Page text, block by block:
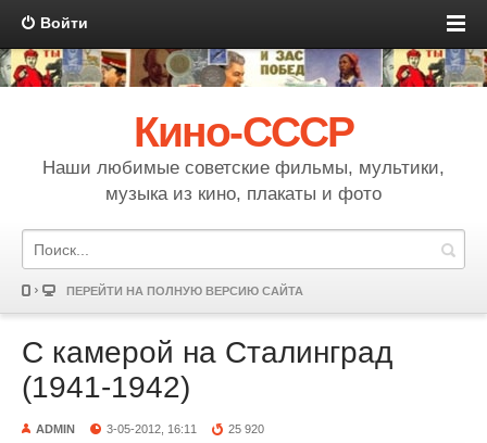
Войти
Кино-СССР
Наши любимые советские фильмы, мультики,
музыка из кино, плакаты и фото
ПЕРЕЙТИ НА ПОЛНУЮ ВЕРСИЮ САЙТА
С камерой на Сталинград
(1941-1942)
ADMIN 3-05-2012, 16:11 25 920